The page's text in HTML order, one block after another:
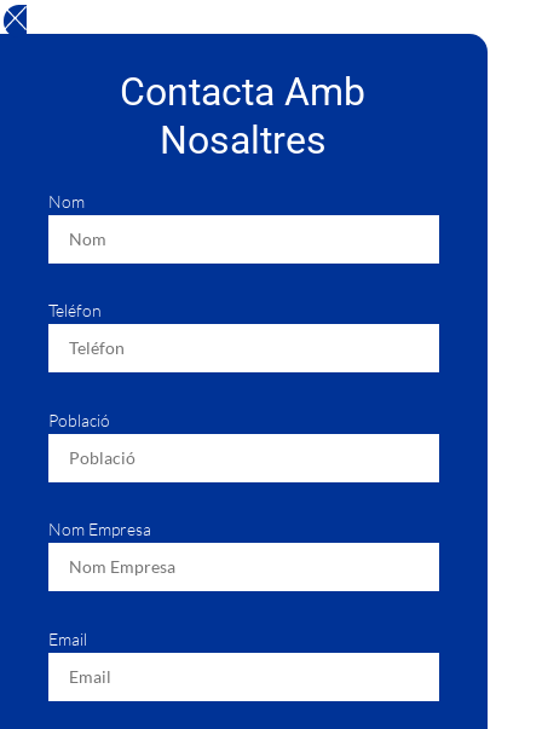
Contacta Amb
Nosaltres
Nom
Teléfon
Població
Nom Empresa
Email